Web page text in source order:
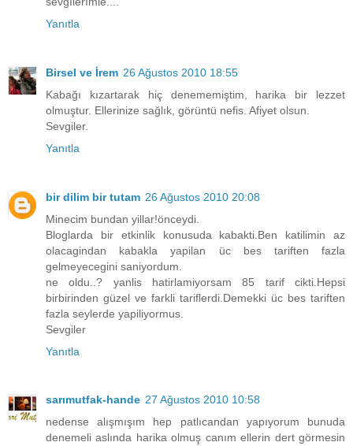
Yanıtla
Birsel ve İrem 26 Ağustos 2010 18:55
Kabağı kızartarak hiç denememiştim, harika bir lezzet
olmuştur. Ellerinize sağlık, görüntü nefis. Afiyet olsun.
Sevgiler.
Yanıtla
bir dilim bir tutam 26 Ağustos 2010 20:08
Minecim bundan yillar!önceydi.
Bloglarda bir etkinlik konusuda kabakti.Ben katilimin az
olacagindan kabakla yapilan üc bes tariften fazla
gelmeyecegini saniyordum.
ne oldu..? yanlis hatirlamiyorsam 85 tarif cikti.Hepsi
birbirinden güzel ve farkli tariflerdi.Demekki üc bes tariften
fazla seylerde yapiliyormus.
Sevgiler
Yanıtla
sarımutfak-hande 27 Ağustos 2010 10:58
nedense alışmışım hep patlıcandan yapıyorum bunuda
denemeli aslında harika olmuş canım ellerin dert görmesin